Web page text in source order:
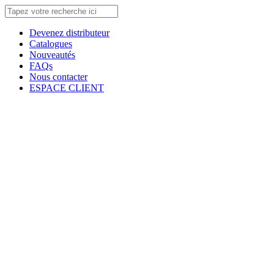
Devenez distributeur
Catalogues
Nouveautés
FAQs
Nous contacter
ESPACE CLIENT